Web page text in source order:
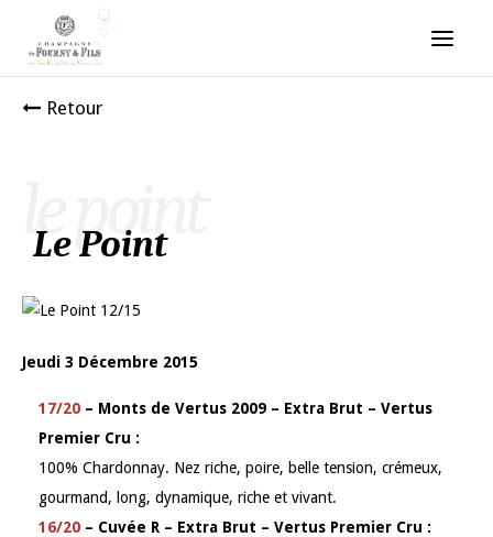
Retour
le point
Le Point
Jeudi 3 Décembre 2015
17/20 – Monts de Vertus 2009 – Extra Brut – Vertus
Premier Cru :
100% Chardonnay. Nez riche, poire, belle tension, crémeux,
gourmand, long, dynamique, riche et vivant.
16/20 – Cuvée R – Extra Brut – Vertus Premier Cru :